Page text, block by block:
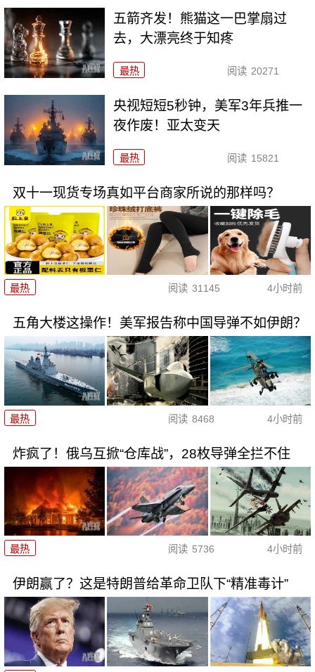
五箭齐发！熊猫这一巴掌扇过
去，大漂亮终于知疼
最热 阅读 20271
央视短短5秒钟，美军3年兵推一
夜作废！亚太变天
最热 阅读 15821
双十一现货专场真如平台商家所说的那样吗？
最热 阅读 31145 4小时前
五角大楼这操作！美军报告称中国导弹不如伊朗？
最热 阅读 8468 4小时前
炸疯了！俄乌互掀“仓库战”，28枚导弹全拦不住
最热 阅读 5736 4小时前
伊朗赢了？这是特朗普给革命卫队下“精准毒计”